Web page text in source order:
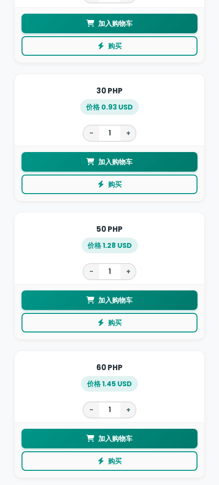
加入购物车
购买
30 PHP
价格 0.93 USD
− +
加入购物车
购买
50 PHP
价格 1.28 USD
− +
加入购物车
购买
60 PHP
价格 1.45 USD
− +
加入购物车
购买